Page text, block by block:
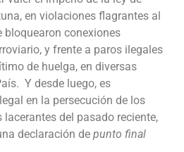
en violaciones flagrantes al
bloquearon conexiones
y frente a paros ilegales
de huelga, en diversas
Y desde luego, es
en la persecución de los
del pasado reciente,
declaración de punto final